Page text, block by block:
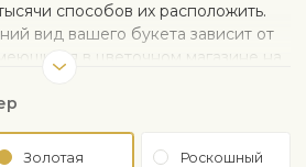
способов их расположить.
вид вашего букета зависит от
в цветочном магазине на
– цветы прекрасны и
Образец изображения
Золотая
Рoскошный